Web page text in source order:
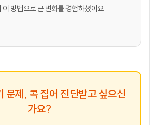
이 방법으로 큰 변화를 경험하셨어요.
문제, 콕 집어 진단받고 싶으신
가요?